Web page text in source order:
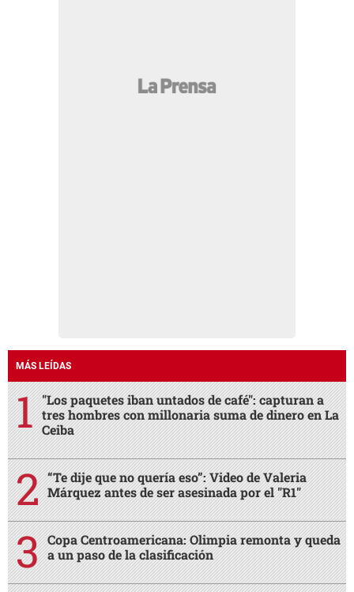
MÁS LEÍDAS
"Los paquetes iban untados de café": capturan a
tres hombres con millonaria suma de dinero en La
Ceiba
“Te dije que no quería eso”: Video de Valeria
Márquez antes de ser asesinada por el "R1"
Copa Centroamericana: Olimpia remonta y queda
a un paso de la clasificación